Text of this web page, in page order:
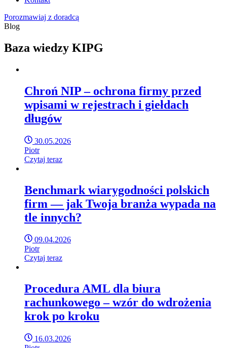
Porozmawiaj z doradcą
Blog
Baza wiedzy KIPG
Chroń NIP – ochrona firmy przed
wpisami w rejestrach i giełdach
długów
30.05.2026
Piotr
Czytaj teraz
Benchmark wiarygodności polskich
firm — jak Twoja branża wypada na
tle innych?
09.04.2026
Piotr
Czytaj teraz
Procedura AML dla biura
rachunkowego – wzór do wdrożenia
krok po kroku
16.03.2026